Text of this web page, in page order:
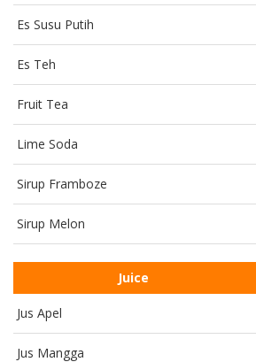
Es Susu Putih
Es Teh
Fruit Tea
Lime Soda
Sirup Framboze
Sirup Melon
Juice
Jus Apel
Jus Mangga